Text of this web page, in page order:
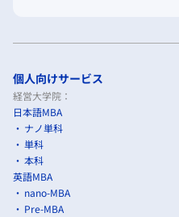
個人向けサービス
経営大学院：
日本語MBA
ナノ単科
単科
本科
英語MBA
nano-MBA
Pre-MBA